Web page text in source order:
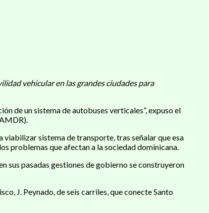
vehicular en las grandes ciudades para
de un sistema de autobuses verticales”, expuso el
viabilizar sistema de transporte, tras señalar que esa
problemas que afectan a la sociedad dominicana.
sus pasadas gestiones de gobierno se construyeron
J. Peynado, de seis carriles, que conecte Santo